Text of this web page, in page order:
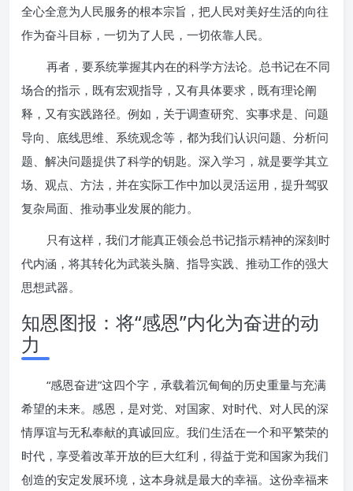
全心全意为人民服务的根本宗旨，把人民对美好生活的向往
作为奋斗目标，一切为了人民，一切依靠人民。
再者，要系统掌握其内在的科学方法论。总书记在不同
场合的指示，既有宏观指导，又有具体要求，既有理论阐
释，又有实践路径。例如，关于调查研究、实事求是、问题
导向、底线思维、系统观念等，都为我们认识问题、分析问
题、解决问题提供了科学的钥匙。深入学习，就是要学其立
场、观点、方法，并在实际工作中加以灵活运用，提升驾驭
复杂局面、推动事业发展的能力。
只有这样，我们才能真正领会总书记指示精神的深刻时
代内涵，将其转化为武装头脑、指导实践、推动工作的强大
思想武器。
知恩图报：将“感恩”内化为奋进的动
力
“感恩奋进”这四个字，承载着沉甸甸的历史重量与充满
希望的未来。感恩，是对党、对国家、对时代、对人民的深
情厚谊与无私奉献的真诚回应。我们生活在一个和平繁荣的
时代，享受着改革开放的巨大红利，得益于党和国家为我们
创造的安定发展环境，这本身就是最大的幸福。这份幸福来